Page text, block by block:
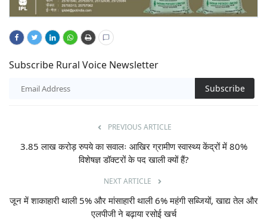
Subscribe Rural Voice Newsletter
Subscribe
PREVIOUS ARTICLE
3.85 लाख करोड़ रुपये का सवालः आखिर ग्रामीण स्वास्थ्य केंद्रों में 80%
विशेषज्ञ डॉक्टरों के पद खाली क्यों हैं?
NEXT ARTICLE
जून में शाकाहारी थाली 5% और मांसाहारी थाली 6% महंगी सब्जियों, खाद्य तेल और
एलपीजी ने बढ़ाया रसोई खर्च